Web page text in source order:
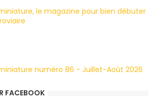
le magazine pour bien débuter
numéro 86 - Juillet-Août 2026
FACEBOOK